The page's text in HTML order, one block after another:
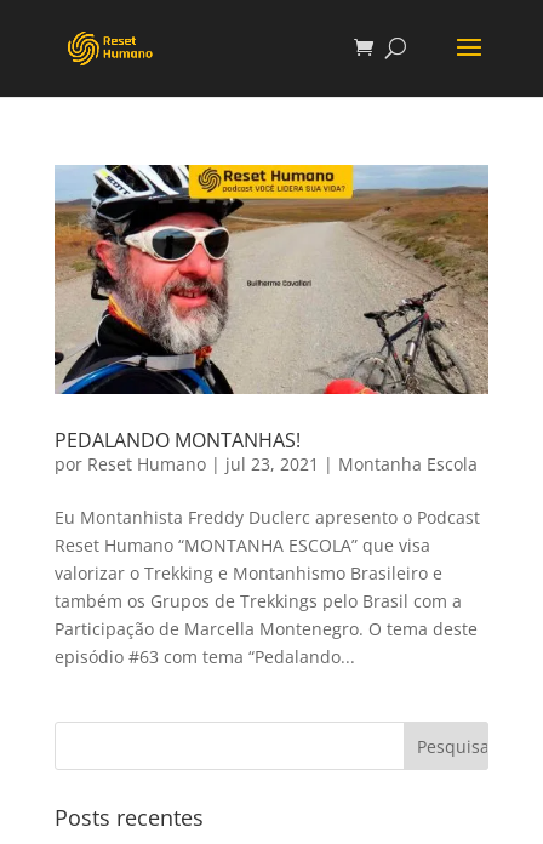
PEDALANDO MONTANHAS!
por Reset Humano| jul 23, 2021 | Montanha Escola
Eu Montanhista Freddy Duclerc apresento o Podcast
Reset Humano “MONTANHA ESCOLA” que visa
valorizar o Trekking e Montanhismo Brasileiro e
também os Grupos de Trekkings pelo Brasil com a
Participação de Marcella Montenegro. O tema deste
episódio #63 com tema “Pedalando...
Posts recentes